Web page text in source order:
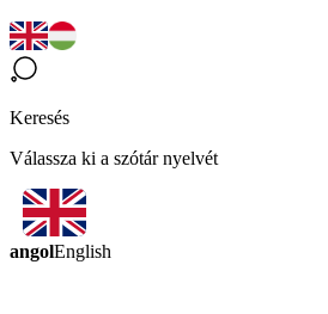
Keresés
Válassza ki a szótár nyelvét
angolEnglish